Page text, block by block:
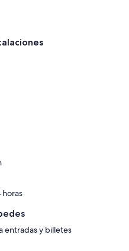
horas
entradas y billetes